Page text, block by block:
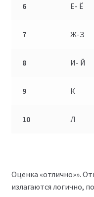
6 Е- Ё
7 Ж-З
8 И- Й
9 К
10 Л
Оценка «отлично»».
излагаются логично,